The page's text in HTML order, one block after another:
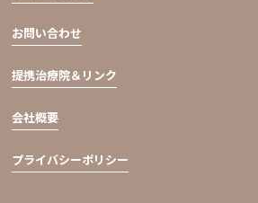
お問い合わせ
提携治療院＆リンク
会社概要
プライバシーポリシー